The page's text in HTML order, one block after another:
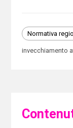
Normativa
invecchiamento